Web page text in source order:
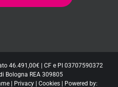
46.491,00€ | CF e PI 03707590372
Bologna REA 309805
| Privacy | Cookies | Powered by: